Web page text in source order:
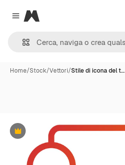
Close menu
Magnific
Home/Stock/Vettori/Stile di icona del t…
Premium